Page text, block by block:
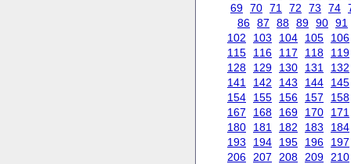
69 70 71 72 73 74
86 87 88 89 90 91
102
103 104 105
106
115
116 117 118
119
128
129 130 131
132
141
142 143 144
145
154
155 156 157
158
167
168 169 170
171
180
181 182 183
184
193
194 195 196
197
206
207 208 209
210